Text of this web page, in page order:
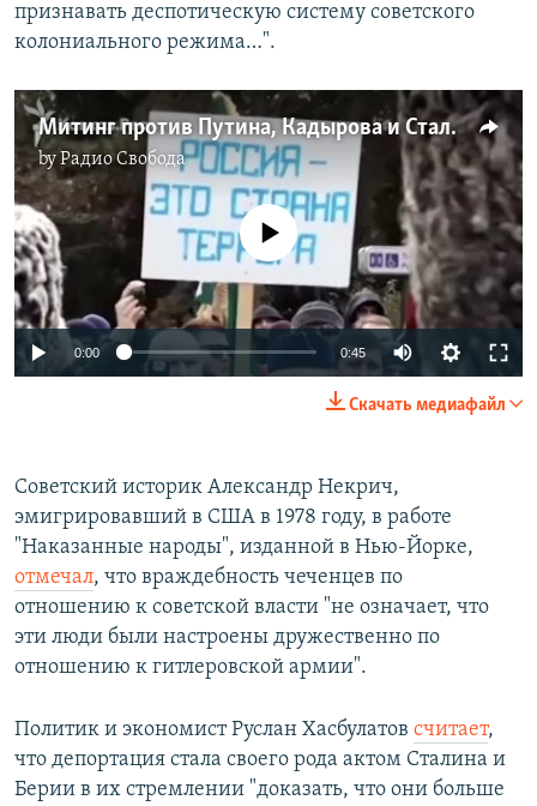
признавать деспотическую систему советского
колониального режима…".
Митинг против Путина, Кадырова и Сталина
byРадио Свобода
No media source currently available
0:00 0:45
Скачать медиафайл
Советский историк Александр Некрич,
эмигрировавший в США в 1978 году, в работе
"Наказанные народы", изданной в Нью-Йорке,
отмечал, что враждебность чеченцев по
отношению к советской власти "не означает, что
эти люди были настроены дружественно по
отношению к гитлеровской армии".
Политик и экономист Руслан Хасбулатов считает,
что депортация стала своего рода актом Сталина и
Берии в их стремлении "доказать, что они больше